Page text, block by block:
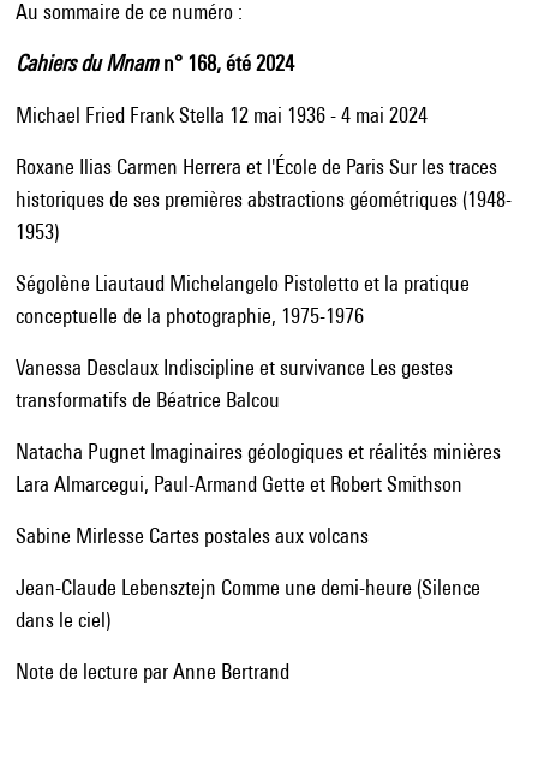
Au sommaire de ce numéro :
Cahiers du Mnamn° 168, été 2024
Michael Fried Frank Stella 12 mai 1936 - 4 mai 2024
Roxane Ilias Carmen Herrera et l'École de Paris Sur les traces
historiques de ses premières abstractions géométriques (1948-
1953)
Ségolène Liautaud Michelangelo Pistoletto et la pratique
conceptuelle de la photographie, 1975-1976
Vanessa Desclaux Indiscipline et survivance Les gestes
transformatifs de Béatrice Balcou
Natacha Pugnet Imaginaires géologiques et réalités minières
Lara Almarcegui, Paul-Armand Gette et Robert Smithson
Sabine Mirlesse Cartes postales aux volcans
Jean-Claude Lebensztejn Comme une demi-heure (Silence
dans le ciel)
Note de lecture par Anne Bertrand